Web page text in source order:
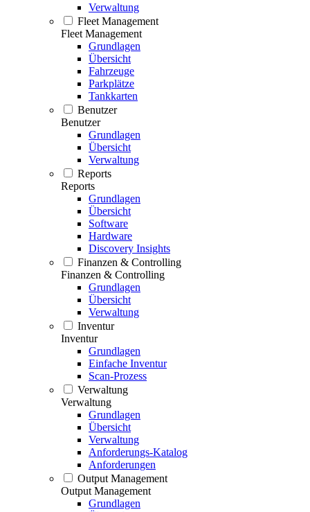
Verwaltung
Fleet Management
Fleet Management
Grundlagen
Übersicht
Fahrzeuge
Parkplätze
Tankkarten
Benutzer
Benutzer
Grundlagen
Übersicht
Verwaltung
Reports
Reports
Grundlagen
Übersicht
Software
Hardware
Discovery Insights
Finanzen & Controlling
Finanzen & Controlling
Grundlagen
Übersicht
Verwaltung
Inventur
Inventur
Grundlagen
Einfache Inventur
Scan-Prozess
Verwaltung
Verwaltung
Grundlagen
Übersicht
Verwaltung
Anforderungs-Katalog
Anforderungen
Output Management
Output Management
Grundlagen